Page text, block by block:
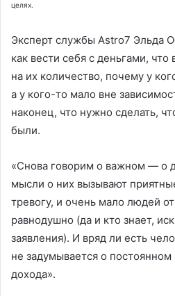
целях.
Эксперт службы Astro7 Эльда
как вести себя с деньгами, что
на их количество, почему у
а у кого-то мало вне
наконец, что нужно сделать,
были.
«Снова говорим о важном — о
мысли о них вызывают
тревогу, и очень мало людей
равнодушно (да и кто знает,
заявления). И вряд ли есть
не задумывается о
дохода».